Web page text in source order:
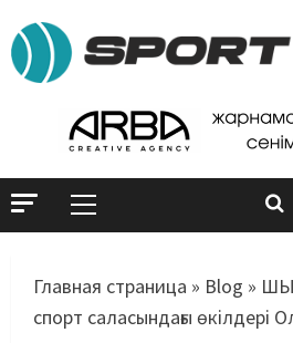
Главная страница » Blog »
спорт саласындағы өкілдері